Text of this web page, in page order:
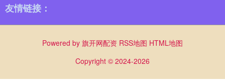
友情链接：
Powered by 旗开网配资 RSS地图 HTML地图
Copyright © 2024-2026